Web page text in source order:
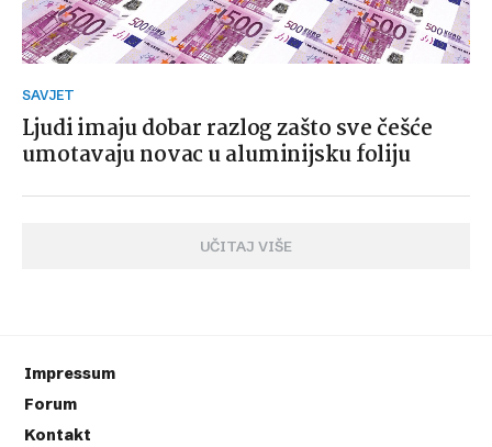
SAVJET
Ljudi imaju dobar razlog zašto sve češće
umotavaju novac u aluminijsku foliju
UČITAJ VIŠE
Impressum
Forum
Kontakt